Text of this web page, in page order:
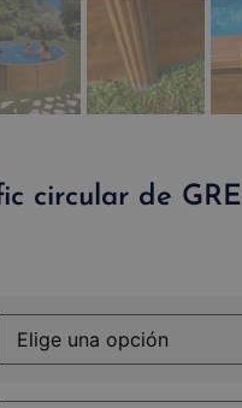
circular de GRE